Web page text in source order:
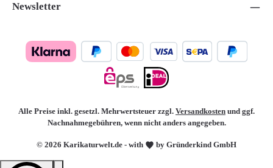
Newsletter
© 2026 Karikaturwelt.de - with by Gründerkind GmbH
Alle Preise inkl. gesetzl. Mehrwertsteuer zzgl. Versandkosten und ggf.
Nachnahmegebühren, wenn nicht anders angegeben.